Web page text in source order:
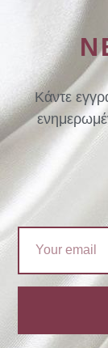
Κάντε